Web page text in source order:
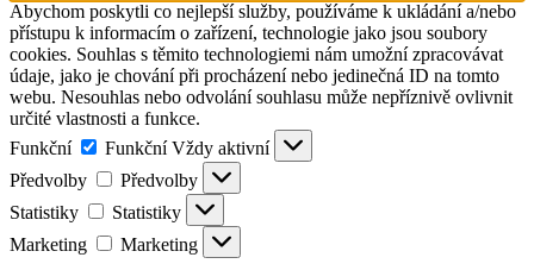
Abychom poskytli co nejlepší služby, používáme k ukládání a/nebo
přístupu k informacím o zařízení, technologie jako jsou soubory
cookies. Souhlas s těmito technologiemi nám umožní zpracovávat
údaje, jako je chování při procházení nebo jedinečná ID na tomto
webu. Nesouhlas nebo odvolání souhlasu může nepříznivě ovlivnit
určité vlastnosti a funkce.
Funkční
Funkční Vždy aktivní
Předvolby
Předvolby
Statistiky
Statistiky
Marketing
Marketing